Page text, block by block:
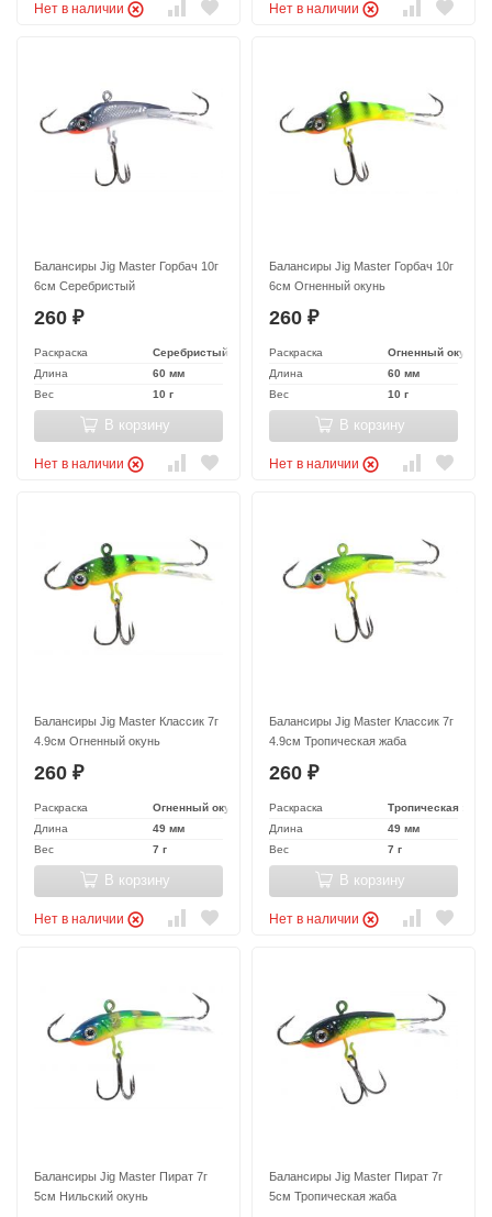
Нет в наличии Нет в наличии
Балансиры Jig Master Горбач 10г
6см Серебристый
260 ₽
Раскраска
Серебристый
Длина
60 мм
Вес
10 г
В корзину
Нет в наличии
Балансиры Jig Master Горбач 10г
6см Огненный окунь
260 ₽
Раскраска
Огненный окунь
Длина
60 мм
Вес
10 г
В корзину
Нет в наличии
Балансиры Jig Master Классик 7г
4.9см Огненный окунь
260 ₽
Раскраска
Огненный окунь
Длина
49 мм
Вес
7 г
В корзину
Нет в наличии
Балансиры Jig Master Классик 7г
4.9см Тропическая жаба
260 ₽
Раскраска
Тропическая жаба
Длина
49 мм
Вес
7 г
В корзину
Нет в наличии
Балансиры Jig Master Пират 7г
5см Нильский окунь
Балансиры Jig Master Пират 7г
5см Тропическая жаба